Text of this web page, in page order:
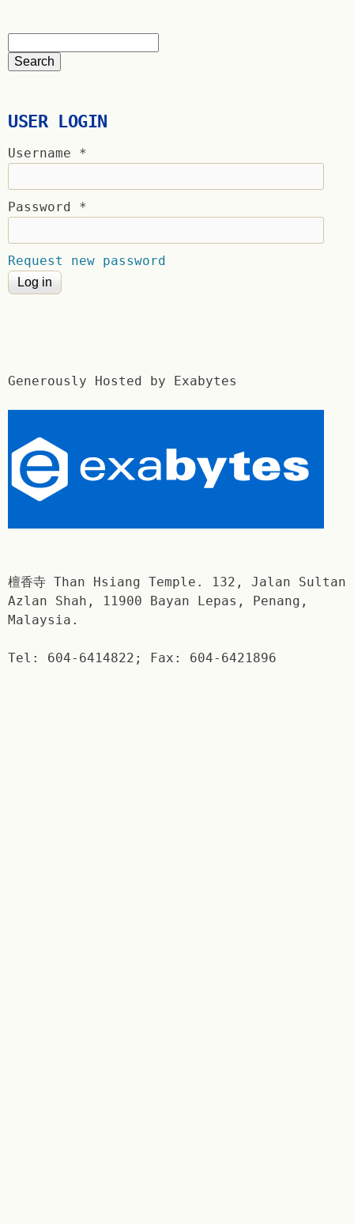
USER LOGIN
Username *
Password *
Request new password
Generously Hosted by Exabytes
檀香寺 Than Hsiang Temple. 132, Jalan Sultan
Azlan Shah, 11900 Bayan Lepas, Penang,
Malaysia.
Tel: 604-6414822; Fax: 604-6421896